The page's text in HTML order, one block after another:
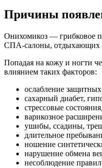
Причины
Онихомикоз — грибковое
СПА-салоны, отдыхающих
Попадая на кожу и ногти
влиянием таких факторов:
ослабление
сахарный диабет,
стрессовые
варикозное
ушибы, ссадины,
длительное
ношение
нарушение обмена
несоблюдение